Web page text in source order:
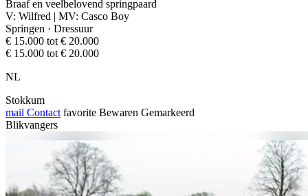
Braaf en veelbelovend springpaard
V: Wilfred | MV: Casco Boy
Springen · Dressuur
€ 15.000 tot € 20.000
€ 15.000 tot € 20.000
NL
Stokkum
mail Contact favorite Bewaren Gemarkeerd
Blikvangers